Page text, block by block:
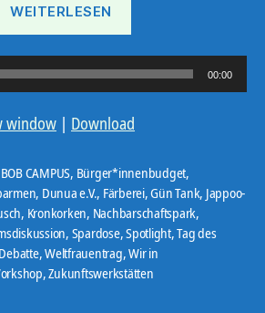
WEITERLESEN
00:00
window | Download
BOB CAMPUS, Bürger*innenbudget,
, Dunua e.V., Färberei,Gün Tank, Jappoo-
, Kronkorken, Nachbarschaftspark,
, Spardose,Spotlight,Tag des
,Weltfrauentrag,Wir in
,Zukunftswerkstätten